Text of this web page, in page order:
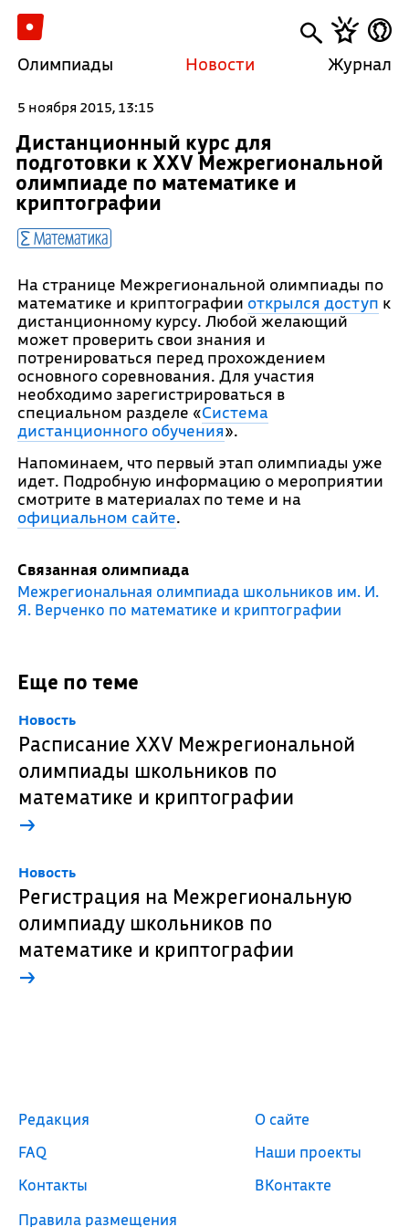
Олимпиады Новости Журнал
5 ноября 2015, 13:15
Дистанционный курс для
подготовки к XXV Межрегиональной
олимпиаде по математике и
криптографии
Математика
На странице Межрегиональной олимпиады по
математике и криптографии открылся доступ к
дистанционному курсу. Любой желающий
может проверить свои знания и
потренироваться перед прохождением
основного соревнования. Для участия
необходимо зарегистрироваться в
специальном разделе «Система
дистанционного обучения».
Напоминаем, что первый этап олимпиады уже
идет. Подробную информацию о мероприятии
смотрите в материалах по теме и на
официальном сайте.
Связанная олимпиада
Межрегиональная олимпиада школьников им. И.
Я. Верченко по математике и криптографии
Еще по теме
Новость
Расписание XXV Межрегиональной
олимпиады школьников по
математике и криптографии
→
Новость
Регистрация на Межрегиональную
олимпиаду школьников по
математике и криптографии
→
Редакция
FAQ
Контакты
Правила размещения
О сайте
Наши проекты
ВКонтакте